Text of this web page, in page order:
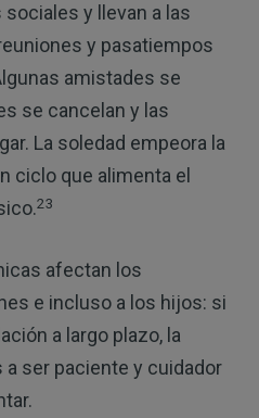
y llevan a las
y pasatiempos
amistades se
se cancelan y las
La soledad empeora la
ciclo que alimenta el
23
afectan los
e incluso a los hijos: si
a largo plazo, la
ser paciente y cuidador